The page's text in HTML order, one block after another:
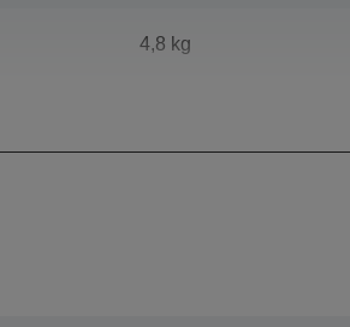
4,8 kg